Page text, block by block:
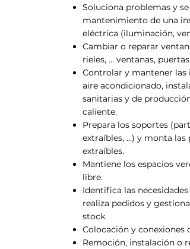
Soluciona problemas y se
mantenimiento de una
eléctrica (iluminación,
Cambiar o reparar
rieles, ... ventanas, puertas,
Controlar y mantener las
aire acondicionado,
sanitarias y de producción
caliente.
Prepara los soportes
extraíbles, ...) y monta las
extraíbles.
Mantiene los espacios
libre.
Identifica las necesidades
realiza pedidos y gestiona
stock.
Colocación y conexiones
Remoción, instalación o